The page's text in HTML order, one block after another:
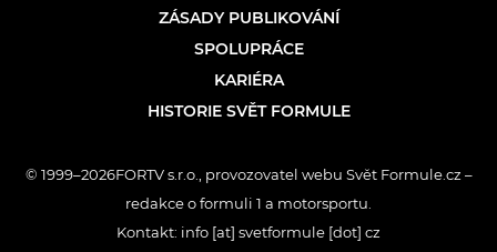
ZÁSADY PUBLIKOVÁNÍ
SPOLUPRÁCE
KARIÉRA
HISTORIE SVĚT FORMULE
© 1999–2026FORTV s.r.o., provozovatel webu Svět Formule.cz –
redakce o formuli 1 a motorsportu.
Kontakt: info [at] svetformule [dot] cz